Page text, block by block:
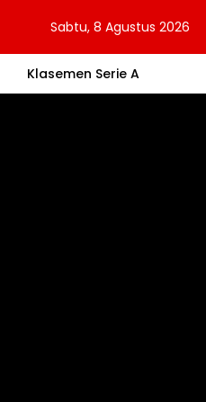
Sabtu, 8 Agustus 2026
Klasemen Serie A